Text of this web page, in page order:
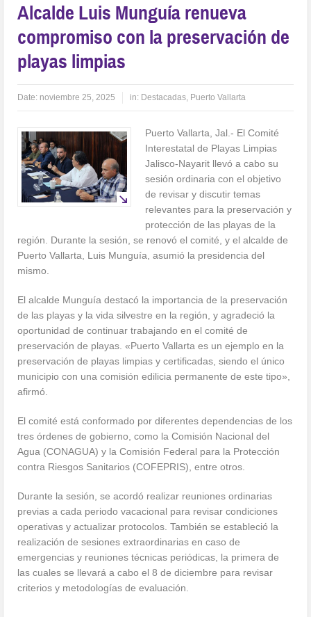
Alcalde Luis Munguía renueva
compromiso con la preservación de
playas limpias
Date: noviembre 25, 2025 in: Destacadas, Puerto Vallarta
Puerto Vallarta, Jal.- El Comité
Interestatal de Playas Limpias
Jalisco-Nayarit llevó a cabo su
sesión ordinaria con el objetivo
de revisar y discutir temas
relevantes para la preservación y
protección de las playas de la
región. Durante la sesión, se renovó el comité, y el alcalde de
Puerto Vallarta, Luis Munguía, asumió la presidencia del
mismo.
El alcalde Munguía destacó la importancia de la preservación
de las playas y la vida silvestre en la región, y agradeció la
oportunidad de continuar trabajando en el comité de
preservación de playas. «Puerto Vallarta es un ejemplo en la
preservación de playas limpias y certificadas, siendo el único
municipio con una comisión edilicia permanente de este tipo»,
afirmó.
El comité está conformado por diferentes dependencias de los
tres órdenes de gobierno, como la Comisión Nacional del
Agua (CONAGUA) y la Comisión Federal para la Protección
contra Riesgos Sanitarios (COFEPRIS), entre otros.
Durante la sesión, se acordó realizar reuniones ordinarias
previas a cada periodo vacacional para revisar condiciones
operativas y actualizar protocolos. También se estableció la
realización de sesiones extraordinarias en caso de
emergencias y reuniones técnicas periódicas, la primera de
las cuales se llevará a cabo el 8 de diciembre para revisar
criterios y metodologías de evaluación.